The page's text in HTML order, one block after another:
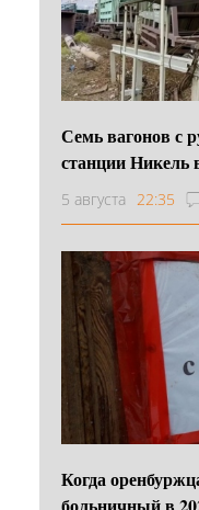
Семь вагонов с
станции Никель
5 августа 22:35
Когда
больничный в